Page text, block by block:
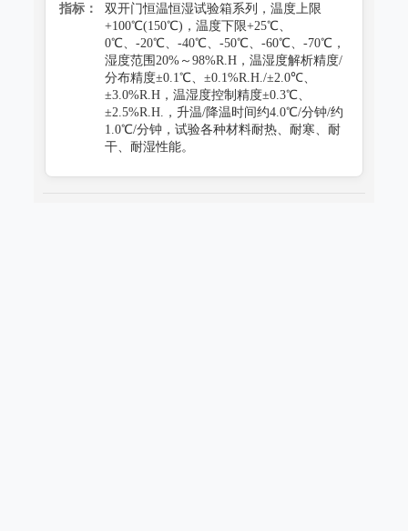
指标：
双开门恒温恒湿试验箱系列，温度上限
+100℃(150℃)，温度下限+25℃、
0℃、-20℃、-40℃、-50℃、-60℃、-70℃，
湿度范围20%～98%R.H，温湿度解析精度/
分布精度±0.1℃、±0.1%R.H./±2.0℃、
±3.0%R.H，温湿度控制精度±0.3℃、
±2.5%R.H.，升温/降温时间约4.0℃/分钟/约
1.0℃/分钟，试验各种材料耐热、耐寒、耐
干、耐湿性能。